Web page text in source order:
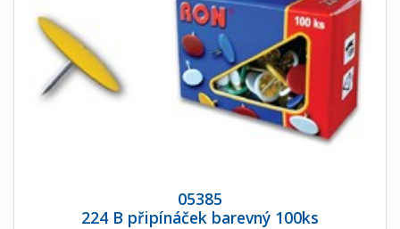
05385
224 B připínáček barevný 100ks